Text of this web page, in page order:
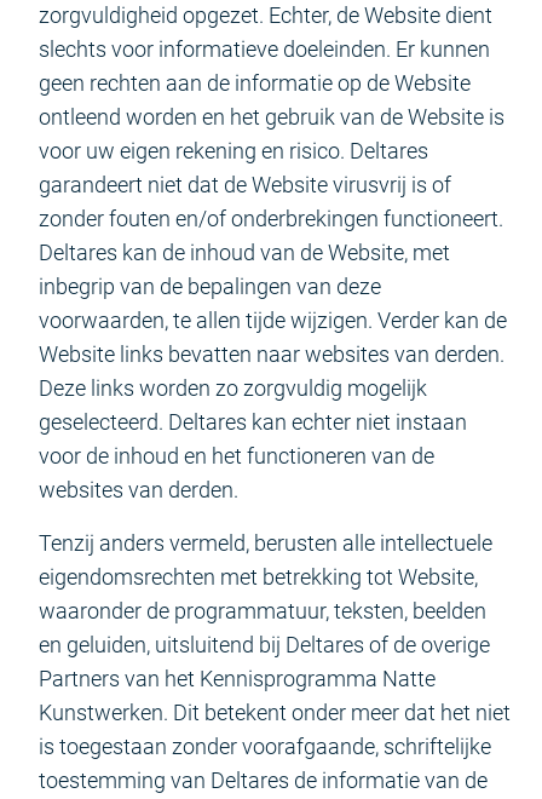
zorgvuldigheid opgezet. Echter, de Website dient
slechts voor informatieve doeleinden. Er kunnen
geen rechten aan de informatie op de Website
ontleend worden en het gebruik van de Website is
voor uw eigen rekening en risico. Deltares
garandeert niet dat de Website virusvrij is of
zonder fouten en/of onderbrekingen functioneert.
Deltares kan de inhoud van de Website, met
inbegrip van de bepalingen van deze
voorwaarden, te allen tijde wijzigen. Verder kan de
Website links bevatten naar websites van derden.
Deze links worden zo zorgvuldig mogelijk
geselecteerd. Deltares kan echter niet instaan
voor de inhoud en het functioneren van de
websites van derden.
Tenzij anders vermeld, berusten alle intellectuele
eigendomsrechten met betrekking tot Website,
waaronder de programmatuur, teksten, beelden
en geluiden, uitsluitend bij Deltares of de overige
Partners van het Kennisprogramma Natte
Kunstwerken. Dit betekent onder meer dat het niet
is toegestaan zonder voorafgaande, schriftelijke
toestemming van Deltares de informatie van de